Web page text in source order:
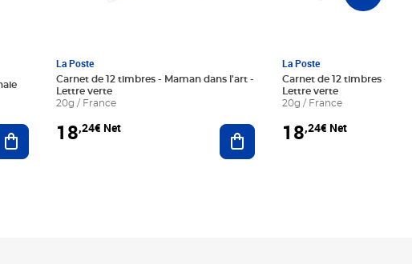
Ajouter au panier
La Poste
Carnet de 12 timbres - Maman dans l'art -
Lettre verte
20g / France
18,24€ Net Ajouter au panier
La Poste
Carnet de 12 timbres - Le
Lettre verte
20g / France
18,24€ Net